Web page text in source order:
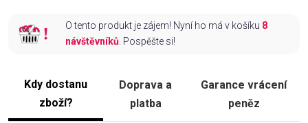
O tento produkt je zájem! Nyní ho má v košíku 8
návštěvníků. Pospěšte si!
Kdy dostanu
zboží?
Doprava a
platba
Garance vrácení
peněz